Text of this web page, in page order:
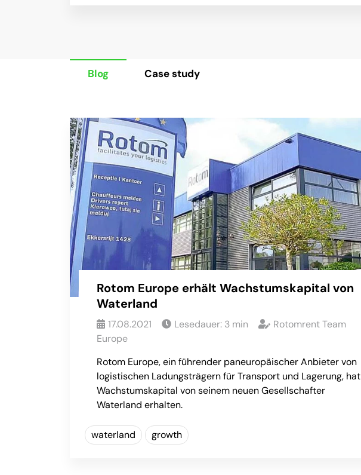
Blog Case study
Rotom Europe erhält Wachstumskapital von
Waterland
17.08.2021 Lesedauer: 3 min
Rotomrent Team
Europe
Rotom Europe, ein führender paneuropäischer Anbieter von
logistischen Ladungsträgern für Transport und Lagerung, hat
Wachstumskapital von seinem neuen Gesellschafter
Waterland erhalten.
waterland growth